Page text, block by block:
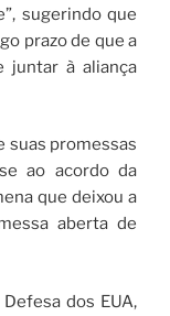
sugerindo que
prazo de que a
juntar à aliança
suas promessas
ao acordo da
que deixou a
aberta de
dos EUA,